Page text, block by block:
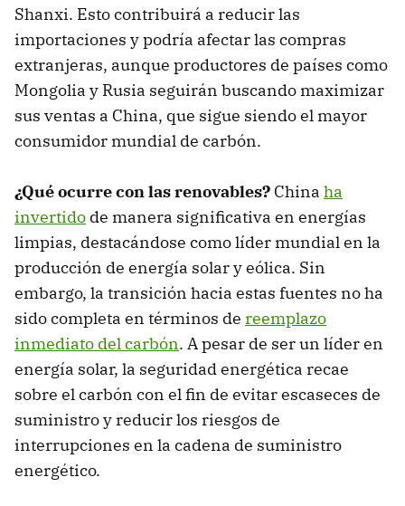
Shanxi. Esto contribuirá a reducir las
importaciones y podría afectar las compras
extranjeras, aunque productores de países como
Mongolia y Rusia seguirán buscando maximizar
sus ventas a China, que sigue siendo el mayor
consumidor mundial de carbón.
¿Qué ocurre con las renovables? China ha
invertido de manera significativa en energías
limpias, destacándose como líder mundial en la
producción de energía solar y eólica. Sin
embargo, la transición hacia estas fuentes no ha
sido completa en términos de reemplazo
inmediato del carbón. A pesar de ser un líder en
energía solar, la seguridad energética recae
sobre el carbón con el fin de evitar escaseces de
suministro y reducir los riesgos de
interrupciones en la cadena de suministro
energético.